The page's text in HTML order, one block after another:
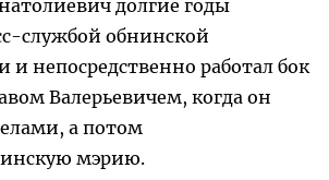
долгие годы
службой обнинской
непосредственно работал бок
Валерьевичем, когда он
а потом
мэрию.